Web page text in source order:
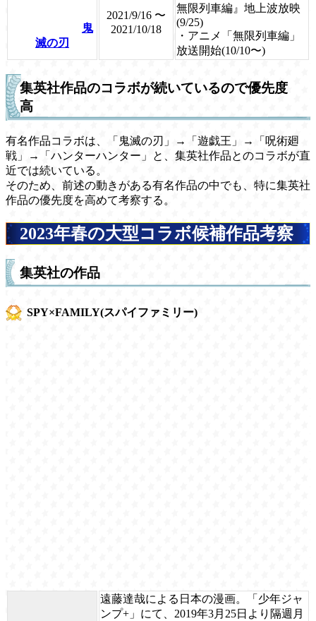
鬼
滅の刃
2021/9/16 〜
2021/10/18
無限列車編』地上波放映
(9/25)
・アニメ「無限列車編」
放送開始(10/10〜)
集英社作品のコラボが続いているので優先度
高
有名作品コラボは、「鬼滅の刃」→「遊戯王」→「呪術廻
戦」→「ハンターハンター」と、集英社作品とのコラボが直
近では続いている。
そのため、前述の動きがある有名作品の中でも、特に集英社
作品の優先度を高めて考察する。
2023年春の大型コラボ候補作品考察
集英社の作品
SPY×FAMILY(スパイファミリー)
遠藤達哉による日本の漫画。「少年ジャ
ンプ+」にて、2019年3月25日より隔週月